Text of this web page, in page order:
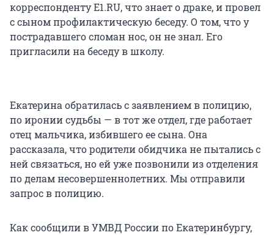
корреспонденту E1.RU, что знает о драке, и провел
с сыном профилактическую беседу. О том, что у
пострадавшего сломан нос, он не знал. Его
пригласили на беседу в школу.
Екатерина обратилась с заявлением в полицию,
по иронии судьбы — в тот же отдел, где работает
отец мальчика, избившего ее сына. Она
рассказала, что родители обидчика не пытались с
ней связаться, но ей уже позвонили из отделения
по делам несовершеннолетних. Мы отправили
запрос в полицию.
Как сообщили в УМВД России по Екатеринбургу,